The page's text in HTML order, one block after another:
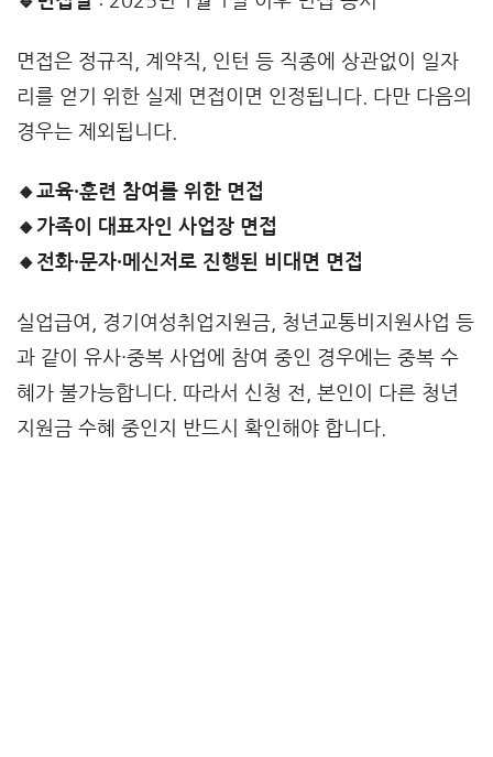
면접은 정규직, 계약직, 인턴 등 직종에 상관없이 일자
리를 얻기 위한 실제 면접이면 인정됩니다. 다만 다음의
경우는 제외됩니다.
🔸교육·훈련 참여를 위한 면접
🔸가족이 대표자인 사업장 면접
🔸전화·문자·메신저로 진행된 비대면 면접
실업급여, 경기여성취업지원금, 청년교통비지원사업 등
과 같이 유사·중복 사업에 참여 중인 경우에는 중복 수
혜가 불가능합니다. 따라서 신청 전, 본인이 다른 청년
지원금 수혜 중인지 반드시 확인해야 합니다.